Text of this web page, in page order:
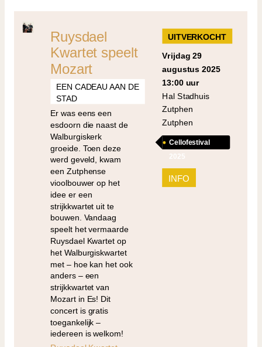
Ruysdael
Kwartet speelt
Mozart
EEN CADEAU AAN DE
STAD
Er was eens een
esdoorn die naast de
Walburgiskerk
groeide. Toen deze
werd geveld, kwam
een Zutphense
vioolbouwer op het
idee er een
strijkkwartet uit te
bouwen. Vandaag
speelt het vermaarde
Ruysdael Kwartet op
het Walburgiskwartet
met – hoe kan het ook
anders – een
strijkkwartet van
Mozart in Es! Dit
concert is gratis
toegankelijk –
iedereen is welkom!
UITVERKOCHT
vrijdag 29
augustus 2025
13:00 uur
Hal Stadhuis
Zutphen
Zutphen
Cellofestival
2025
INFO